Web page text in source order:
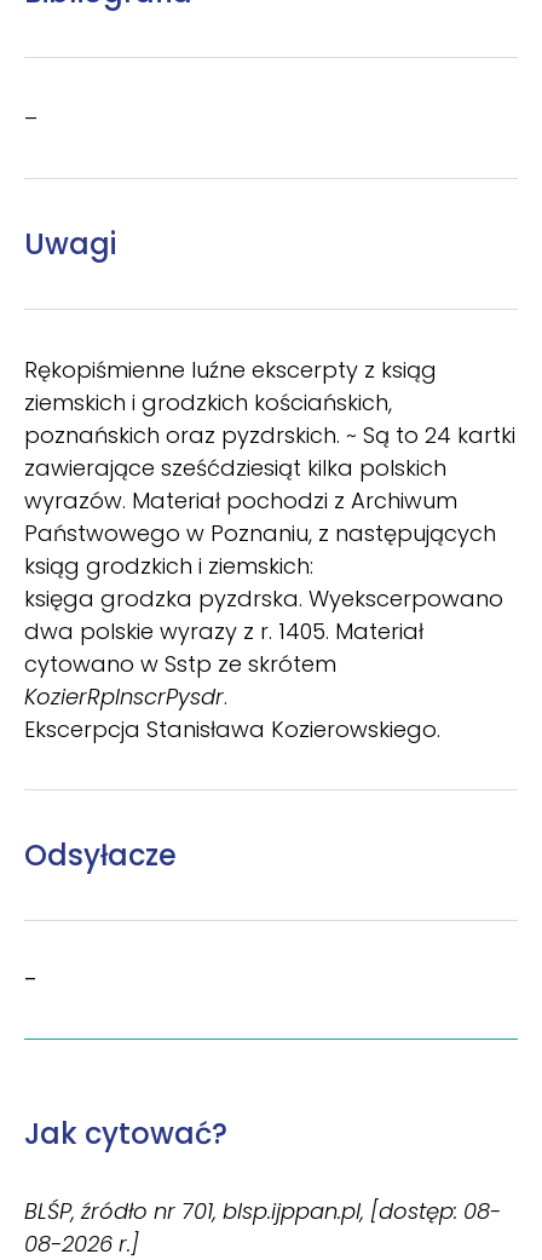
–
Uwagi
Rękopiśmienne luźne ekscerpty z ksiąg
ziemskich i grodzkich kościańskich,
poznańskich oraz pyzdrskich. ~ Są to 24 kartki
zawierające sześćdziesiąt kilka polskich
wyrazów. Materiał pochodzi z Archiwum
Państwowego w Poznaniu, z następujących
ksiąg grodzkich i ziemskich:
księga grodzka pyzdrska. Wyekscerpowano
dwa polskie wyrazy z r. 1405. Materiał
cytowano w Sstp ze skrótem
KozierRpInscrPysdr.
Ekscerpcja Stanisława Kozierowskiego.
Odsyłacze
–
Jak cytować?
BLŚP, źródło nr 701, blsp.ijppan.pl, [dostęp: 08-
08-2026 r.]